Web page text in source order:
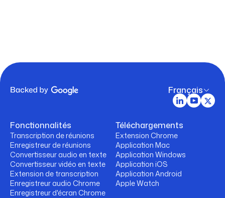
Français
Fonctionnalités
Transcription de réunions
Enregistreur de réunions
Convertisseur audio en texte
Convertisseur vidéo en texte
Extension de transcription
Enregistreur audio Chrome
Enregistreur d'écran Chrome
Téléchargements
Extension Chrome
Application Mac
Application Windows
Application iOS
Application Android
Apple Watch